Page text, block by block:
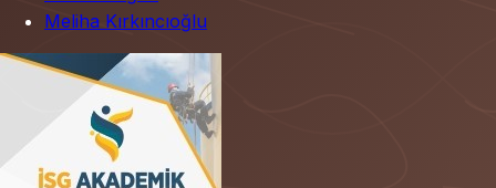
Meliha Kırkıncıoğlu